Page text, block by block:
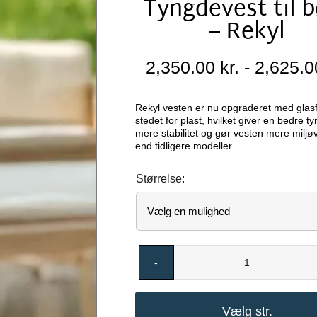
Tyngdevest til
– Rekyl
2,350.00 kr. -
Rekyl vesten er nu opgraderet med
stedet for plast, hvilket giver en bedre
mere stabilitet og gør vesten mere
end tidligere modeller.
Størrelse:
Tyngdevest
til
-
Vælg str.